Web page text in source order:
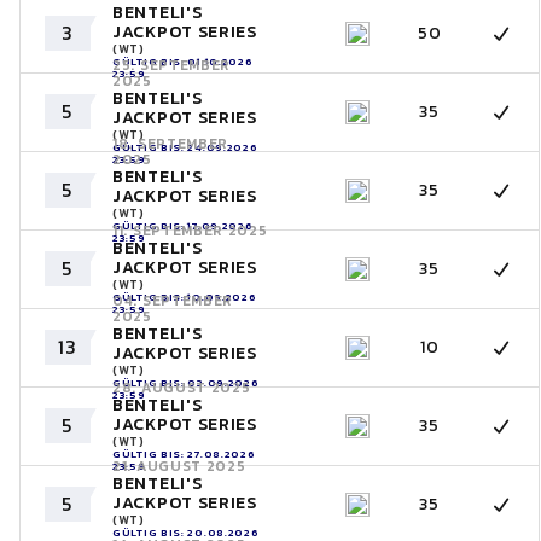
3
BENTELI'S
JACKPOT SERIES
(WT)
GÜLTIG BIS: 01.10.2026
23:59
50
5
25. SEPTEMBER
2025
BENTELI'S
JACKPOT SERIES
(WT)
GÜLTIG BIS: 24.09.2026
23:59
35
5
18. SEPTEMBER
2025
BENTELI'S
JACKPOT SERIES
(WT)
GÜLTIG BIS: 17.09.2026
23:59
35
5
11. SEPTEMBER 2025
BENTELI'S
JACKPOT SERIES
(WT)
GÜLTIG BIS: 10.09.2026
23:59
35
13
04. SEPTEMBER
2025
BENTELI'S
JACKPOT SERIES
(WT)
GÜLTIG BIS: 03.09.2026
23:59
10
5
28. AUGUST 2025
BENTELI'S
JACKPOT SERIES
(WT)
GÜLTIG BIS: 27.08.2026
23:59
35
5
21. AUGUST 2025
BENTELI'S
JACKPOT SERIES
(WT)
GÜLTIG BIS: 20.08.2026
35